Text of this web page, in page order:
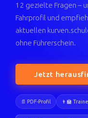
12 gezielte Fragen –
Fahrprofil und
aktuellen
ohne Führerschein.
Jetzt
📄 PDF-Profil 👨‍🏫